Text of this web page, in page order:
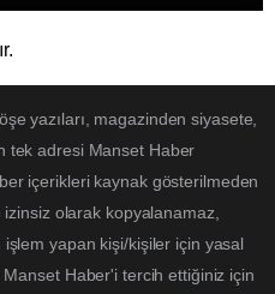
yazıları, magazinden siyasete,
tek adresi Manset Haber
içerikleri kaynak gösterilmeden
izinsiz olarak kopyalanamaz,
işlem yapan kişi/kişiler için yasal
Manset Haber'i tercih ettiğiniz için